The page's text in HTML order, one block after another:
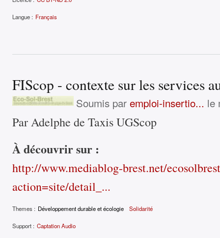
Langue : Français
FIScop - contexte sur les services
Soumis par emploi-insertio... le
Par Adelphe de Taxis UGScop
À découvrir sur :
http://www.mediablog-brest.net/
action=site/detail_...
Themes : Développement durable et écologie Solidarité
Support : Captation Audio